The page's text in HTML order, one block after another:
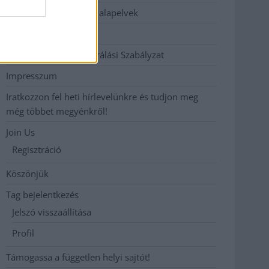
Etikai és függetlenségi alapelvek
Hozzászólási és Moderálási Szabályzat
Impresszum
Iratkozzon fel heti hírlevelünkre és tudjon meg
még többet megyénkről!
Join Us
Regisztráció
Köszönjük
Tag bejelentkezés
Jelszó visszaállítása
Profil
Támogassa a független helyi sajtót!